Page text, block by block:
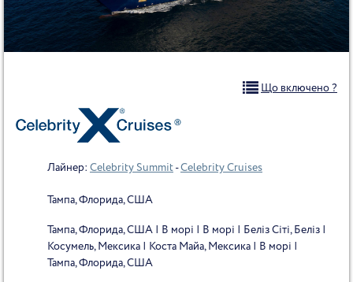
Що включено ?
Лайнер: Celebrity Summit-Celebrity Cruises
Тампа, Флорида, США
Тампа, Флорида, США | В морі | В морі | Беліз Сіті, Беліз |
Косумель, Мексика | Коста Майа, Мексика | В морі |
Тампа, Флорида, США